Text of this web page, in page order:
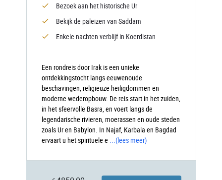
Bezoek aan het historische Ur
Bekijk de paleizen van Saddam
Enkele nachten verblijf in Koerdistan
Een rondreis door Irak is een unieke
ontdekkingstocht langs eeuwenoude
beschavingen, religieuze heiligdommen en
moderne wederopbouw. De reis start in het zuiden,
in het sfeervolle Basra, en voert langs de
legendarische rivieren, moerassen en oude steden
zoals Ur en Babylon. In Najaf, Karbala en Bagdad
ervaart u het spirituele e ...(lees meer)